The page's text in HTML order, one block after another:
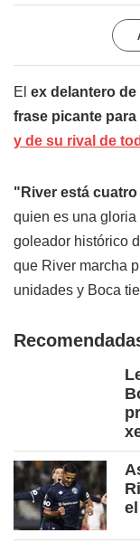
El ex delantero
frase picante
y de su rival de
"River está
quien es una
goleador histórico
que River marcha
unidades y Boca